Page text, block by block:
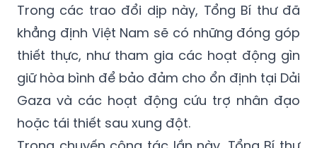
Trong các trao đổi dịp này, Tổng Bí thư đã
khẳng định Việt Nam sẽ có những đóng góp
thiết thực, như tham gia các hoạt động gìn
giữ hòa bình để bảo đảm cho ổn định tại Dải
Gaza và các hoạt động cứu trợ nhân đạo
hoặc tái thiết sau xung đột.